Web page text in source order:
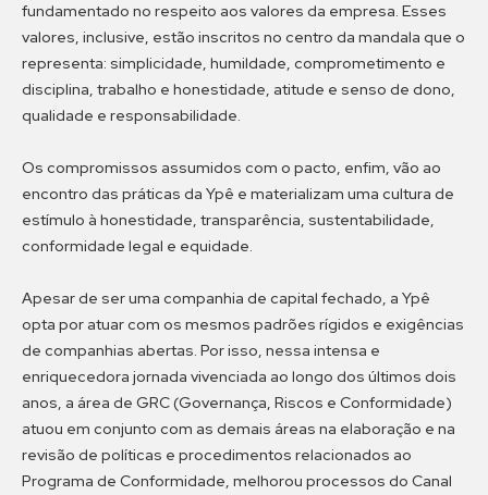
fundamentado no respeito aos valores da empresa. Esses
valores, inclusive, estão inscritos no centro da mandala que o
representa: simplicidade, humildade, comprometimento e
disciplina, trabalho e honestidade, atitude e senso de dono,
qualidade e responsabilidade.
Os compromissos assumidos com o pacto, enfim, vão ao
encontro das práticas da Ypê e materializam uma cultura de
estímulo à honestidade, transparência, sustentabilidade,
conformidade legal e equidade.
Apesar de ser uma companhia de capital fechado, a Ypê
opta por atuar com os mesmos padrões rígidos e exigências
de companhias abertas. Por isso, nessa intensa e
enriquecedora jornada vivenciada ao longo dos últimos dois
anos, a área de GRC (Governança, Riscos e Conformidade)
atuou em conjunto com as demais áreas na elaboração e na
revisão de políticas e procedimentos relacionados ao
Programa de Conformidade, melhorou processos do Canal